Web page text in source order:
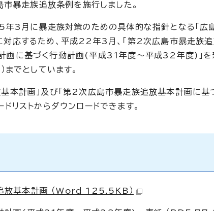
走族追放条例を施行しました。
年3月に暴走族対策のための具体的な指針となる「広
対応するため、平成22年3月、「第2次広島市暴走族
画に基づく行動計画(平成31年度～平成32年度)」を
でとしています。
基本計画」及び「第2次広島市暴走族追放基本計画
リストからダウンロードできます。
放基本計画 （Word 125.5KB）